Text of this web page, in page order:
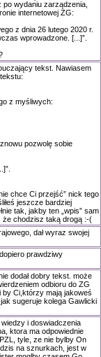
po wydaniu zarządzenia,
internetowej ZG:
z dnia 26 lutego 2020 r.
wprowadzone. [...]”.
tekst. Nawiasem
z myśliwych:
pozwolę sobie
chce Ci przejść” nick tego
jeszcze bardziej
tak, jakby ten „wpis” sam
że chodzisz taką drogą :-(
dał wyraz swojej
prawdziwy
dodał dobry tekst. może
odbioru do ZG
Ci,którzy mają jakoweś
sugeruje kolega Gawlicki
i doswiadczenia
ktora ma odpowiednie
tyle, ze nie bylby On
na sznurkach, jest w